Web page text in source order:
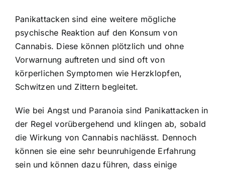
Panikattacken sind eine weitere mögliche
psychische Reaktion auf den Konsum von
Cannabis. Diese können plötzlich und ohne
Vorwarnung auftreten und sind oft von
körperlichen Symptomen wie Herzklopfen,
Schwitzen und Zittern begleitet.
Wie bei Angst und Paranoia sind Panikattacken in
der Regel vorübergehend und klingen ab, sobald
die Wirkung von Cannabis nachlässt. Dennoch
können sie eine sehr beunruhigende Erfahrung
sein und können dazu führen, dass einige